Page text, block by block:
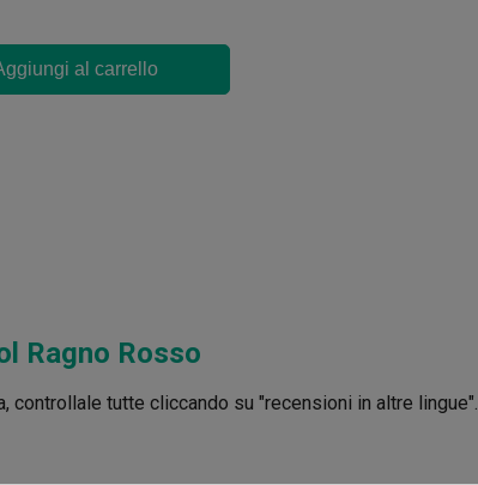
al carrello
Ragno Rosso
controllale tutte cliccando su "recensioni in altre lingue".